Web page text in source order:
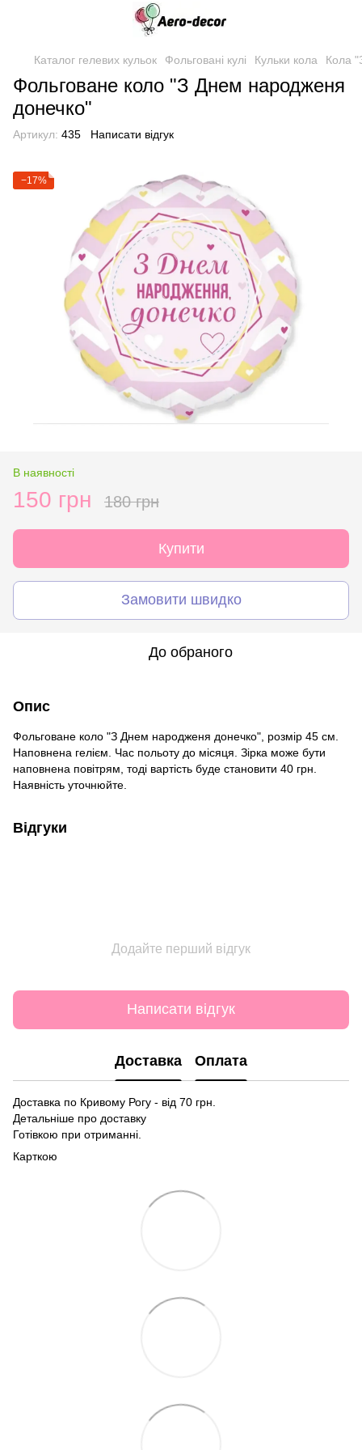
Каталог гелевих кульок Фольговані кулі Кульки кола Кола
Фольговане коло "З Днем народженя
донечко"
Артикул: 435 Написати відгук
−17%
В наявності
150 грн 180 грн
Купити
Замовити швидко
До обраного
Опис
Фольговане коло "З Днем народженя донечко", розмір 45 см.
Наповнена гелієм. Час польоту до місяця. Зірка може бути
наповнена повітрям, тоді вартість буде становити 40 грн.
Наявність уточнюйте.
Відгуки
Додайте перший відгук
Написати відгук
Доставка Оплата
Доставка по Кривому Рогу - від 70 грн.
Детальніше про доставку
Готівкою при отриманні.
Карткою